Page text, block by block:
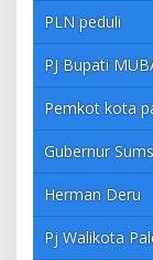
PLN peduli
PJ Bupati
Pemkot kota
Gubernur
Herman Deru
Pj Walikota